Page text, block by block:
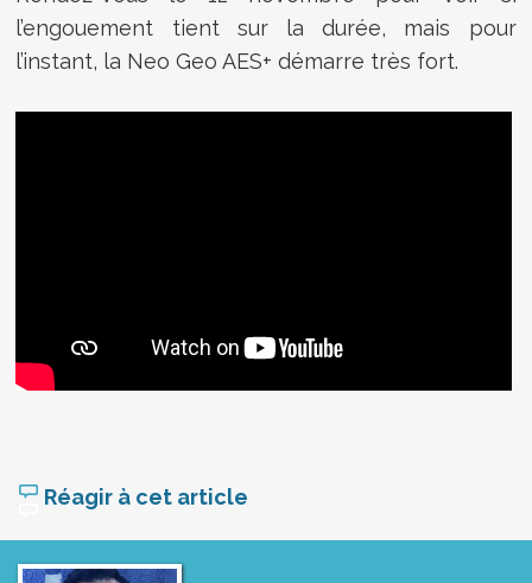
l’engouement tient sur la durée, mais pour
l’instant, la Neo Geo AES+ démarre très fort.
Réagir à cet article